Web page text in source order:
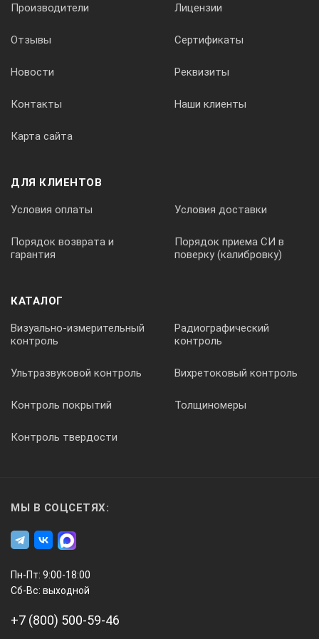
Производители Лицензии
Отзывы Сертификаты
Новости Реквизиты
Контакты Наши клиенты
Карта сайта
ДЛЯ КЛИЕНТОВ
Условия оплаты Условия доставки
Порядок возврата и
гарантия
Порядок приема СИ в
поверку (калибровку)
КАТАЛОГ
Визуально-измерительный
контроль
Радиографический
контроль
Ультразвуковой контроль Вихретоковый контроль
Контроль покрытий Толщиномеры
Контроль твердости
МЫ В СОЦСЕТЯХ:
Пн-Пт: 9:00-18:00
Сб-Вс: выходной
+7 (800) 500-59-46